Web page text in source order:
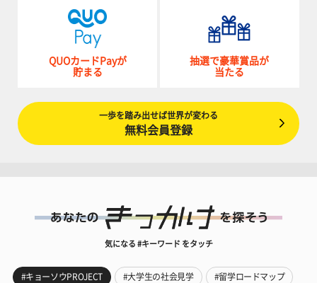
QUOカードPayが
貯まる
抽選で豪華賞品が
当たる
一歩を踏み出せば世界が変わる
無料会員登録
気になる #キーワード をタッチ
#キョーソウPROJECT #大学生の社会見学 #留学ロードマップ